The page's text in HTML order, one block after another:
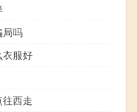
局吗
衣服好
西走